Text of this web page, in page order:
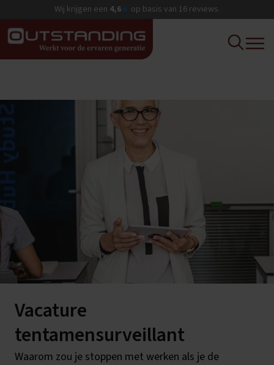
Wij krijgen een 4,6★ op basis van 16reviews.
Vacature
tentamensurveillant
Waarom zou je stoppen met werken als je de